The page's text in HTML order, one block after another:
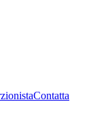
Contatta